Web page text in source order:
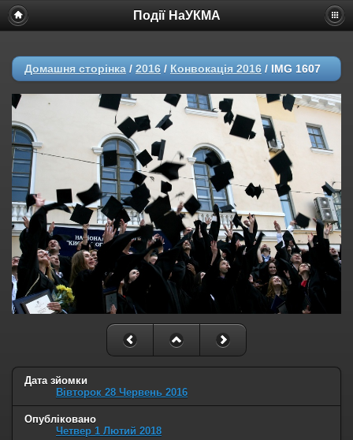
Події НаУКМА
Домашня сторінка / 2016 / Конвокація 2016 / IMG 1607
Дата зйомки
Вівторок 28 Червень 2016
Опубліковано
Четвер 1 Лютий 2018